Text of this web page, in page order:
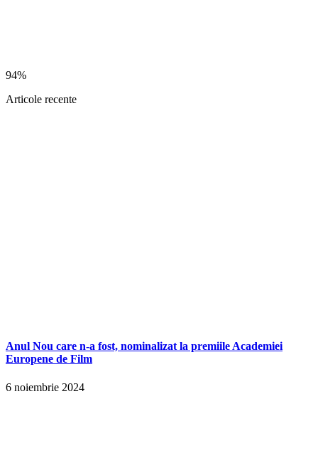
94%
Articole recente
Anul Nou care n-a fost, nominalizat la premiile Academiei
Europene de Film
6 noiembrie 2024